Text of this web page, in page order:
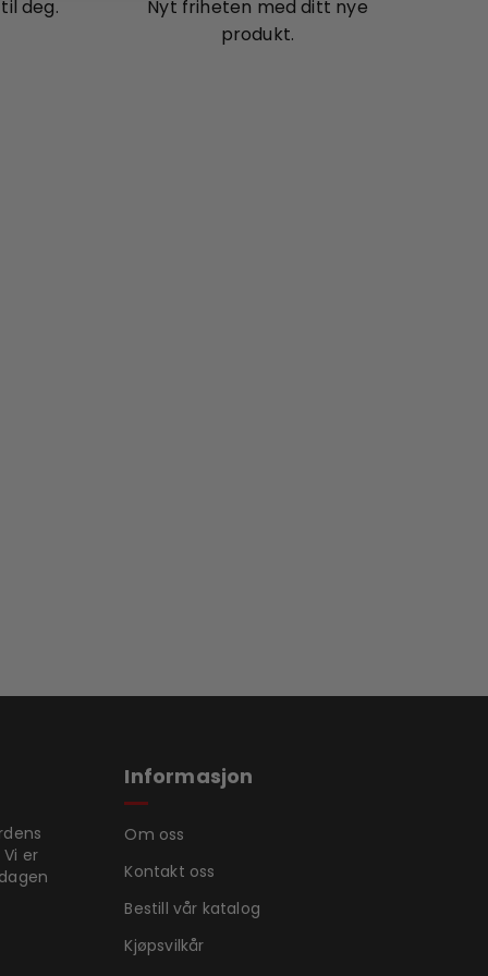
deg.
Nyt friheten med ditt nye
produkt.
er
Informasjon
Om oss
Kontakt oss
Bestill vår katalog
Kjøpsvilkår